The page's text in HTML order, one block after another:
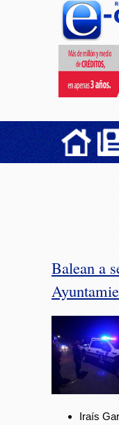
Balean a
Iraís